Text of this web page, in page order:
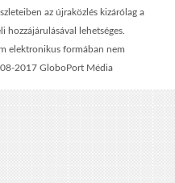
az újraközlés kizárólag a
hozzájárulásával lehetséges.
elektronikus formában nem
2017 GloboPort Média